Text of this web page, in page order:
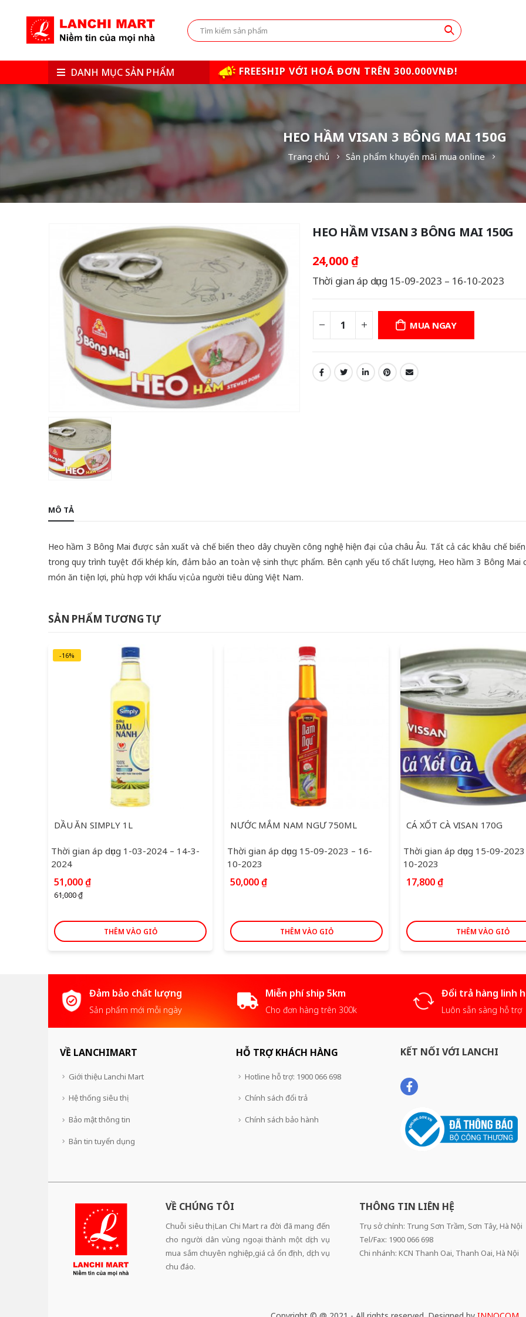
DANH MỤC SẢN PHẨM FREESHIP VỚI HOÁ ĐƠN TRÊN 300.000VNĐ!
HEO HẦM VISAN 3 BÔNG MAI 150G
Trang chủ Sản phẩm khuyến mãi mua online
HEO HẦM VISAN 3 BÔNG MAI 150G
24,000 ₫
Thời gian áp dụng 15-09-2023 – 16-10-2023
MUA NGAY
MÔ TẢ
Heo hầm 3 Bông Mai được sản xuất và chế biến theo dây chuyền công nghệ hiện đại của châu Âu. Tất cả các khâu chế
trong quy trình tuyệt đối khép kín, đảm bảo an toàn vệ sinh thực phẩm. Bên cạnh yếu tố chất lượng, Heo hầm 3 Bông Mai
món ăn tiện lợi, phù hợp với khẩu vị của người tiêu dùng Việt Nam.
SẢN PHẨM TƯƠNG TỰ
-16%
DẦU ĂN SIMPLY 1L
Thời gian áp dụng 1-03-2024 – 14-3-
2024
61,000₫
Giá
gốc
là:
51,000₫Giá
51,000 ₫.
THÊM VÀO GIỎ
NƯỚC MẮM NAM NGƯ 750ML
Thời gian áp dụng 15-09-2023 – 16-
10-2023
50,000₫
THÊM VÀO GIỎ
CÁ XỐT CÀ VISAN 170G
Thời gian áp dụng 15-09-
10-2023
17,800₫
THÊM VÀO GIỎ
Đảm bảo chất lượng
Sản phẩm mới mỗi ngày
Miễn phí ship 5km
Cho đơn hàng trên 300k
Đổi trả hàng linh
Luôn sẵn sàng hỗ trợ
VỀ LANCHIMART
Giới thiệu Lanchi Mart
Hệ thống siêu thị
Bảo mật thông tin
Bản tin tuyển dụng
HỖ TRỢ KHÁCH HÀNG
Hotline hỗ trợ: 1900 066 698
Chính sách đổi trả
Chính sách bảo hành
KẾT NỐI VỚI LANCHI
VỀ CHÚNG TÔI
Chuỗi siêu thị Lan Chi Mart ra đời đã mang đến
cho người dân vùng ngoại thành một dịch vụ
mua sắm chuyên nghiệp,giá cả ổn định, dịch vụ
chu đáo.
THÔNG TIN LIÊN HỆ
Trụ sở chính: Trung Sơn Trầm, Sơn Tây, Hà Nội
Tel/Fax: 1900 066 698
Chi nhánh: KCN Thanh Oai, Thanh Oai, Hà Nội